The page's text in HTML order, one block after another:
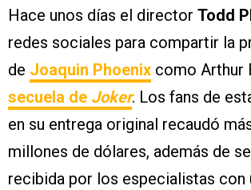
Hace unos días el director Todd
redes sociales para compartir la
de Joaquin Phoenix como Arthur
secuela de Joker. Los fans de
en su entrega original recaudó
millones de dólares, además de
recibida por los especialistas con